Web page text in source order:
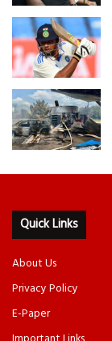
Quick Links
About Us
Privacy Policy
E-Paper